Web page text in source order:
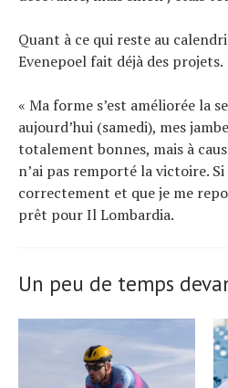
Quant à ce qui reste au
Evenepoel fait déjà des projets.
« Ma forme s’est améliorée la
aujourd’hui (samedi), mes
totalement bonnes, mais à
n’ai pas remporté la victoire. Si
correctement et que je me
prêt pour Il Lombardia.
Un peu de temps